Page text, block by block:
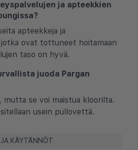
ja apteekkien
apteekkeja ja
ovat tottuneet hoitamaan
taso on hyvä.
juoda Pargan
mutta se voi maistua kloorilta.
usein pullovettä.
KÄYTÄNNÖT